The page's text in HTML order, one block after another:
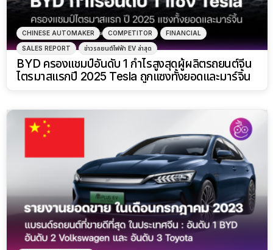
CHINESE AUTOMAKER COMPETITOR FINANCIAL
SALES REPORT ข่าวรถยนต์ไฟฟ้า EV ล่าสุด
BYD ครองแชมป์อันดับ 1 กำไรสูงสุดผู้ผลิตรถยนต์จีน
ไตรมาสแรกปี 2025 Tesla ถูกแซงทั้งยอดและมาร์จิ้น